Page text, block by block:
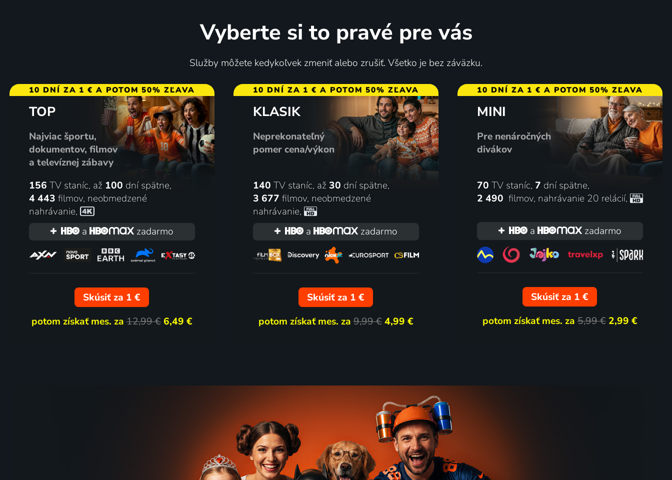
Vyberte si to pravé pre vás
Služby môžete kedykoľvek zmeniť alebo zrušiť. Všetko je bez záväzku.
10 DNÍ ZA 1 € A POTOM 50% ZĽAVA
TOP
Najviac športu,
dokumentov, filmov
a televíznej zábavy
156 TV staníc, až 100 dní spätne,
4 443 filmov, neobmedzené
nahrávanie,
a
zadarmo
Skúsiť za 1 €
potom získať mes. za12,99 € 6,49 €
10 DNÍ ZA 1 € A POTOM 50% ZĽAVA
KLASIK
Neprekonateľný
pomer cena/výkon
140 TV staníc, až 30 dní spätne,
3 677 filmov, neobmedzené
nahrávanie,
a
zadarmo
Skúsiť za 1 €
potom získať mes. za9,99 € 4,99 €
10 DNÍ ZA 1 € A POTOM 50% ZĽAVA
MINI
Pre nenáročných
divákov
70 TV staníc, 7 dní spätne,
2 490 filmov, nahrávanie 20 relácií,
a zadarmo
Skúsiť za 1 €
potom získať mes. za5,99 € 2,99 €